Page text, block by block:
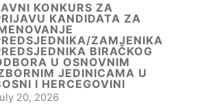
KONKURS ZA
KANDIDATA ZA
ZAMJENIKA
BIRAČKOG
U OSNOVNIM
JEDINICAMA U
I HERCEGOVINI
20, 2026